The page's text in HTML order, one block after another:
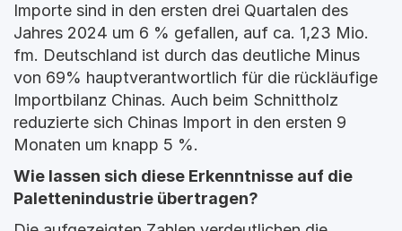
Importe sind in den ersten drei Quartalen des
Jahres 2024 um 6 % gefallen, auf ca. 1,23 Mio.
fm. Deutschland ist durch das deutliche Minus
von 69% hauptverantwortlich für die rückläufige
Importbilanz Chinas. Auch beim Schnittholz
reduzierte sich Chinas Import in den ersten 9
Monaten um knapp 5 %.
Wie lassen sich diese Erkenntnisse auf die
Palettenindustrie übertragen?